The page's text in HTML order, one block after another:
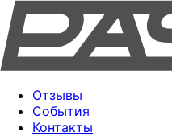
Отзывы
События
Контакты